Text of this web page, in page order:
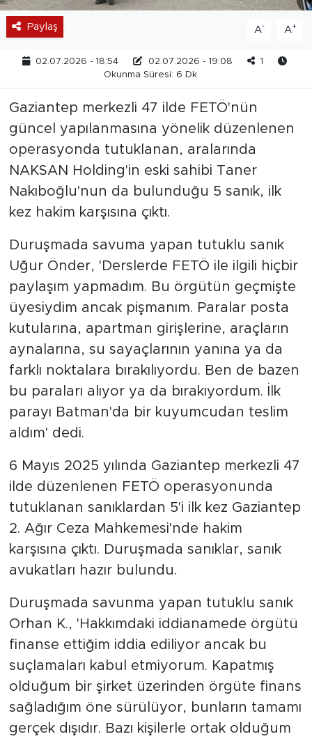
Paylaş A- A+
02.07.2026 - 18:54 02.07.2026 - 19:08
1
Okunma Süresi: 6 Dk
Gaziantep merkezli 47 ilde FETÖ'nün
güncel yapılanmasına yönelik düzenlenen
operasyonda tutuklanan, aralarında
NAKSAN Holding'in eski sahibi Taner
Nakıboğlu'nun da bulunduğu 5 sanık, ilk
kez hakim karşısına çıktı.
Duruşmada savuma yapan tutuklu sanık
Uğur Önder, 'Derslerde FETÖ ile ilgili hiçbir
paylaşım yapmadım. Bu örgütün geçmişte
üyesiydim ancak pişmanım. Paralar posta
kutularına, apartman girişlerine, araçların
aynalarına, su sayaçlarının yanına ya da
farklı noktalara bırakılıyordu. Ben de bazen
bu paraları alıyor ya da bırakıyordum. İlk
parayı Batman'da bir kuyumcudan teslim
aldım' dedi.
6 Mayıs 2025 yılında Gaziantep merkezli 47
ilde düzenlenen FETÖ operasyonunda
tutuklanan sanıklardan 5'i ilk kez Gaziantep
2. Ağır Ceza Mahkemesi'nde hakim
karşısına çıktı. Duruşmada sanıklar, sanık
avukatları hazır bulundu.
Duruşmada savunma yapan tutuklu sanık
Orhan K., 'Hakkımdaki iddianamede örgütü
finanse ettiğim iddia ediliyor ancak bu
suçlamaları kabul etmiyorum. Kapatmış
olduğum bir şirket üzerinden örgüte finans
sağladığım öne sürülüyor, bunların tamamı
gerçek dışıdır. Bazı kişilerle ortak olduğum